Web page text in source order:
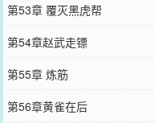
第53章 覆灭黑虎帮
第54章赵武走镖
第55章 炼筋
第56章黄雀在后